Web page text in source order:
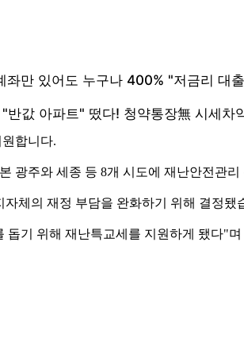
합니다.
광주와 세종 등 8개 시도에 재난안전관
체의 재정 부담을 완화하기 위해 결정됐
기 위해 재난특교세를 지원하게 됐다"